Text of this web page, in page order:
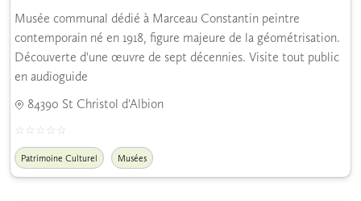
Musée communal dédié à Marceau Constantin peintre
contemporain né en 1918, figure majeure de la géométrisation.
Découverte d'une œuvre de sept décennies. Visite tout public
en audioguide
84390 St Christol d'Albion
Patrimoine Culturel Musées